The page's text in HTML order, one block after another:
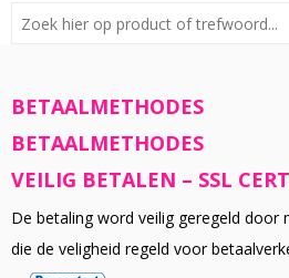
BETAALMETHODES
BETAALMETHODES
VEILIG BETALEN – SSL
De betaling word veilig geregeld door
die de veligheid regeld voor